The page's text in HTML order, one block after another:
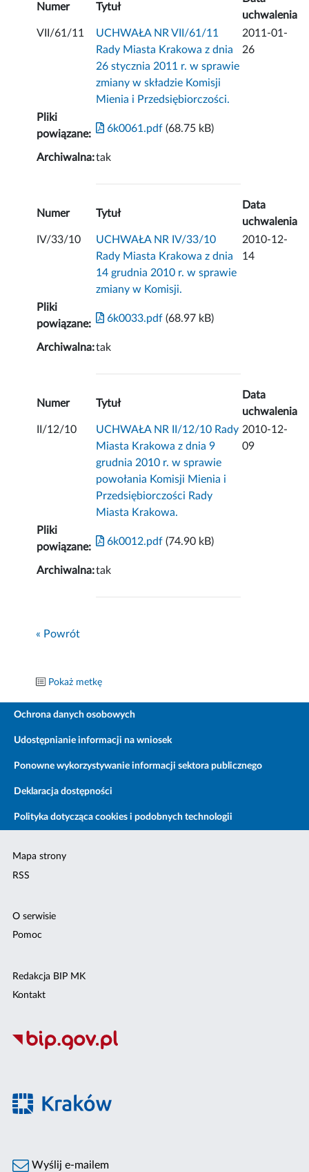
Numer Tytuł
uchwalenia
VII/61/11
UCHWAŁA NR VII/61/11
Rady Miasta Krakowa z dnia
26 stycznia 2011 r. w sprawie
zmiany w składzie Komisji
Mienia i Przedsiębiorczości.
2011-01-
26
Pliki
powiązane:
6k0061.pdf (68.75 kB)
Archiwalna:tak
Numer Tytuł
Data
uchwalenia
IV/33/10
UCHWAŁA NR IV/33/10
Rady Miasta Krakowa z dnia
14 grudnia 2010 r. w sprawie
zmiany w Komisji.
2010-12-
14
Pliki
powiązane:
6k0033.pdf (68.97 kB)
Archiwalna:tak
Numer Tytuł
Data
uchwalenia
II/12/10
UCHWAŁA NR II/12/10 Rady
Miasta Krakowa z dnia 9
grudnia 2010 r. w sprawie
powołania Komisji Mienia i
Przedsiębiorczości Rady
Miasta Krakowa.
2010-12-
09
Pliki
powiązane:
6k0012.pdf (74.90 kB)
Archiwalna:tak
« Powrót
Pokaż metkę
Ochrona danych osobowych
Udostępnianie informacji na wniosek
Ponowne wykorzystywanie informacji sektora publicznego
Deklaracja dostępności
Polityka dotycząca cookies i podobnych technologii
Mapa strony
RSS
O serwisie
Pomoc
Redakcja BIP MK
Kontakt
Wyślij e-mailem